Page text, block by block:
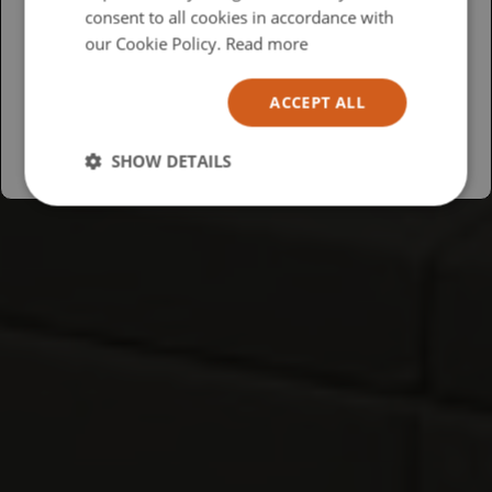
British
USA
consent to all cookies in accordance with
our Cookie Policy. Read more
ACCEPT ALL
SHOW DETAILS